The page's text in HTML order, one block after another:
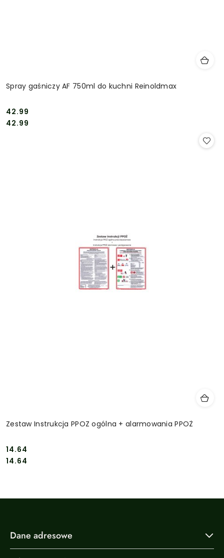
Spray gaśniczy AF 750ml do kuchni Reinoldmax
Cena:
42.99
Cena:
42.99
Zestaw Instrukcja PPOZ ogólna + alarmowania PPOŻ
Cena:
14.64
Cena:
14.64
Dane adresowe